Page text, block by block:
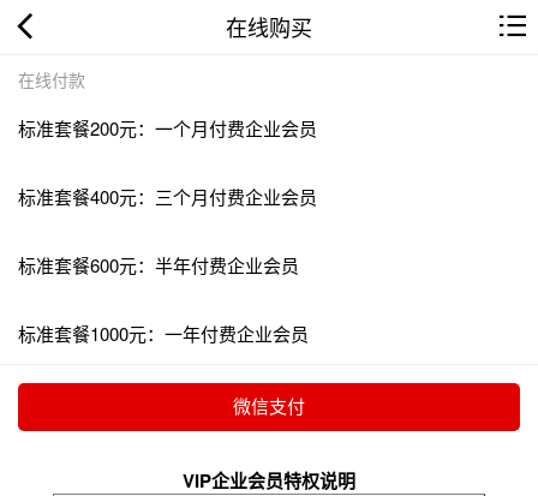
在线购买
在线付款
标准套餐200元：一个月付费企业会员
标准套餐400元：三个月付费企业会员
标准套餐600元：半年付费企业会员
标准套餐1000元：一年付费企业会员
VIP企业会员特权说明